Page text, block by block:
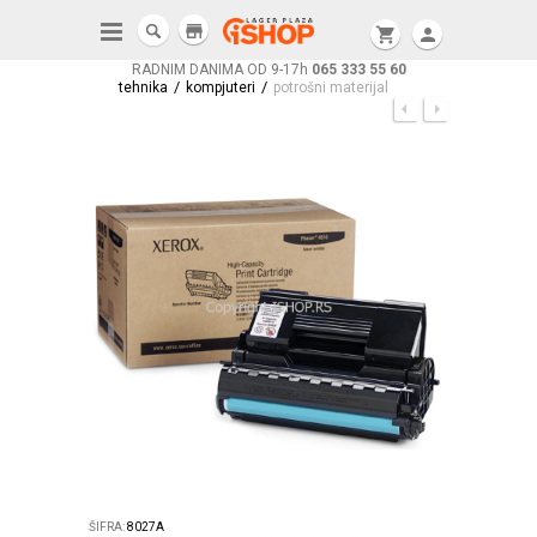
RADNIM DANIMA OD 9-17h 065 333 55 60
shopping_cart person
store
tehnika / kompjuteri / potrošni materijal
ŠIFRA:8027A